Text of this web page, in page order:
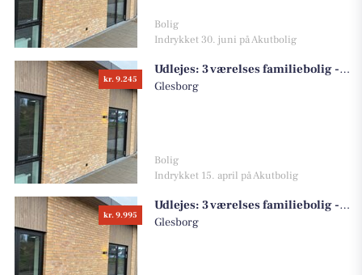
Bolig
Indrykket 30. juni på Akutbolig
kr. 9.245
Udlejes: 3 værelses familiebolig - Nyhåbsvej, 8585 Glesborg
Glesborg
Bolig
Indrykket 15. april på Akutbolig
kr. 9.995
Udlejes: 3 værelses familiebolig - Nyhåbsvej, 8585 Glesborg
Glesborg